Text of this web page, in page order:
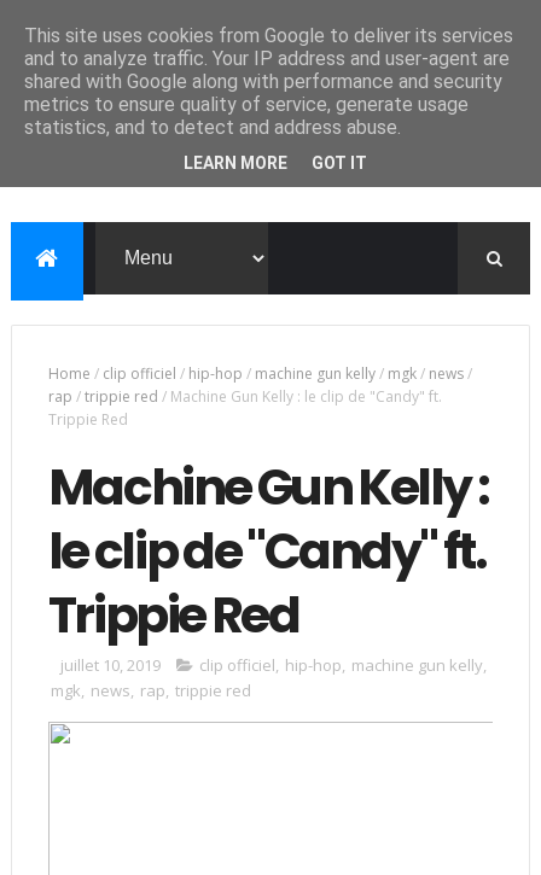
Home / clip officiel / hip-hop / machine gun kelly/ mgk/ news/
rap /trippie red / Machine Gun Kelly : le clip de "Candy" ft.
Trippie Red
Machine Gun Kelly :
le clip de "Candy" ft.
Trippie Red
juillet 10, 2019 clip officiel, hip-hop, machine gun kelly,
mgk, news, rap, trippie red
This site uses cookies from Google to deliver its services
and to analyze traffic. Your IP address and user-agent are
shared with Google along with performance and security
metrics to ensure quality of service, generate usage
statistics, and to detect and address abuse.
LEARN MORE GOT IT